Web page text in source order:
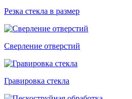
Резка стекла в размер
Сверление отверстий
Гравировка стекла